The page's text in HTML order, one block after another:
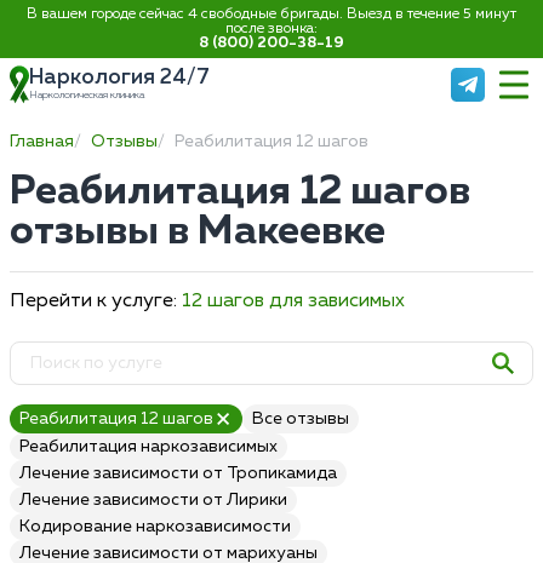
В вашем городе сейчас 4 свободные бригады. Выезд в течение 5 минут
после звонка:
8 (800) 200-38-19
Наркология 24/7
Наркологическая клиника
Главная Отзывы Реабилитация 12 шагов
Реабилитация 12 шагов
отзывы в Макеевке
Перейти к услуге: 12 шагов для зависимых
Реабилитация 12 шагов
Все отзывы
Реабилитация наркозависимых
Лечение зависимости от Тропикамида
Лечение зависимости от Лирики
Кодирование наркозависимости
Лечение зависимости от марихуаны